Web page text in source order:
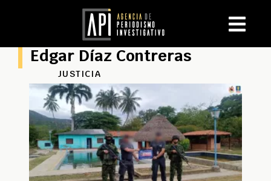
Edgar Díaz Contreras
JUSTICIA